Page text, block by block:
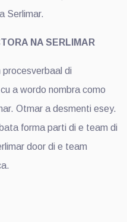
Serlimar.
NA SERLIMAR
di
a wordo nombra como
Otmar a desmenti esey.
forma parti di e team di
door di e team